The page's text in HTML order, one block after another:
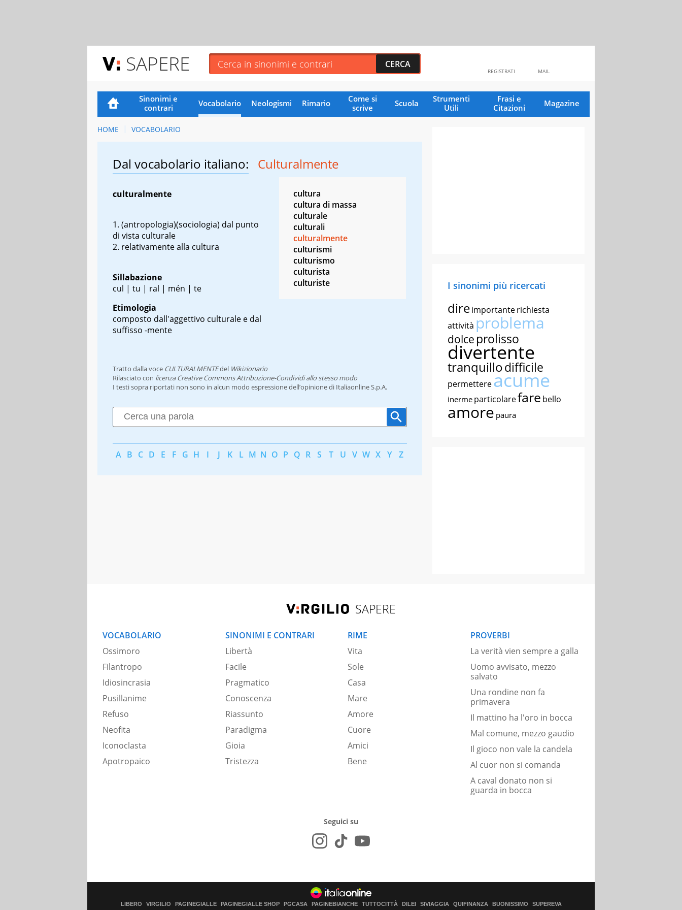
SAPERE MAIL
REGISTRATI
Sinonimi e
contrari
Vocabolario Neologismi Rimario
Come si
scrive
Scuola
Strumenti
Utili
Frasi e
Citazioni
Magazine
HOME VOCABOLARIO
Dal vocabolario italiano: Culturalmente
culturalmente
(antropologia)(sociologia) dal punto
di vista culturale
relativamente alla cultura
Sillabazione
cul | tu | ral | mén | te
Etimologia
composto dall'aggettivo culturale e dal
suffisso -mente
cultura
cultura di massa
culturale
culturali
culturalmente
culturismi
culturismo
culturista
culturiste
Tratto dalla voce CULTURALMENTEdel Wikizionario
Rilasciato con licenza Creative Commons Attribuzione-Condividi allo stesso modo
I testi sopra riportati non sono in alcun modo espressione dell’opinione di Italiaonline S.p.A.
A B C D E F G H I J K L M N O P Q R S T U V W X Y Z
I sinonimi più ricercati
direimportanterichiesta
attività problema
dolce prolisso
divertente
tranquillodifficile
permettereacume
inerme particolarefare bello
amore paura
SAPERE
VOCABOLARIO
Ossimoro
Filantropo
Idiosincrasia
Pusillanime
Refuso
Neofita
Iconoclasta
Apotropaico
SINONIMI E CONTRARI
Libertà
Facile
Pragmatico
Conoscenza
Riassunto
Paradigma
Gioia
Tristezza
RIME
Vita
Sole
Casa
Mare
Amore
Cuore
Amici
Bene
PROVERBI
La verità vien sempre a galla
Uomo avvisato, mezzo
salvato
Una rondine non fa
primavera
Il mattino ha l'oro in bocca
Mal comune, mezzo gaudio
Il gioco non vale la candela
Al cuor non si comanda
A caval donato non si
guarda in bocca
Seguici su
LIBERO VIRGILIO PAGINEGIALLE PAGINEGIALLE SHOP PGCASA PAGINEBIANCHE TUTTOCITTÀ DILEI SIVIAGGIA QUIFINANZA BUONISSIMO SUPEREVA